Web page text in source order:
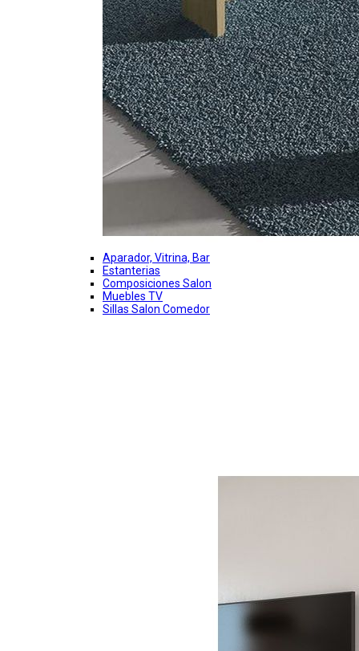
Aparador, Vitrina, Bar
Estanterias
Composiciones Salon
Muebles TV
Sillas Salon Comedor